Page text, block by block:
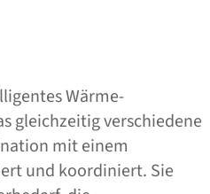
Wärme-
gleichzeitig verschiedene
mit einem
und koordiniert. Sie